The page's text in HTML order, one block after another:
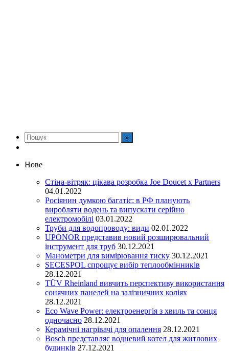
Нове
Стіна-вітряк: цікава розробка Joe Doucet x Partners
04.01.2022
Росіянин думкою багатіє: в РФ планують
виробляти водень та випускати серійно
електромобілі 03.01.2022
Труби для водопроводу: види 02.01.2022
UPONOR представив новий розширювальний
інструмент для труб 30.12.2021
Манометри для вимірювання тиску 30.12.2021
SECESPOL спрощує вибір теплообмінників
28.12.2021
TÜV Rheinland вивчить перспективу використання
сонячних панелей на залізничних коліях
28.12.2021
Eco Wave Power: електроенергія з хвиль та сонця
одночасно 28.12.2021
Керамічні нагрівачі для опалення 28.12.2021
Bosch представляє водневий котел для житлових
будинків 27.12.2021